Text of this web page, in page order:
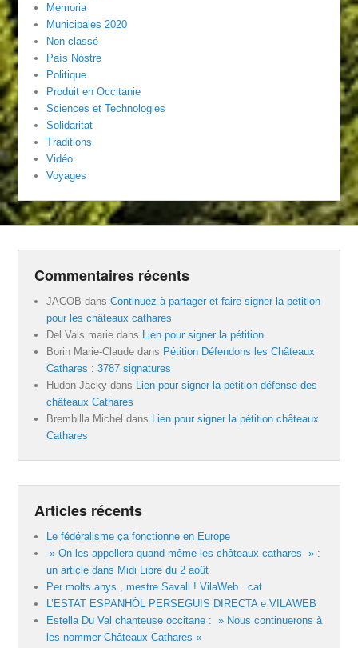
Memoria
Municipales 2020
Non classé
País Nòstre
Politique
Produit en Occitanie
Sciences et Technologies
Solidaritat
Traditions
Vidéo
Voyages
Commentaires récents
JACOB dansContinuez à partager et faire signer la pétition
pour les châteaux cathares
Del Vals marie dans
Lien pour signer la pétition
Borin Marie-Claude dans Pétition Défendons les Châteaux
Cathares : 3787 signatures
Hudon Jacky dans
Lien pour signer la pétition défense des
châteaux Cathares
Brembilla Michel dans
Lien pour signer la pétition châteaux
Cathares
Articles récents
Le fédéralisme ça fonctionne en Europe
» On les appellera quand même les châteaux cathares » :
un article dans Midi Libre du 2 août
Per molts anys , mestre Savall ! VilaWeb . cat
L’ESTAT ESPANHÒL PERSEGUIS DIRECTA e VILAWEB
Estella Du Val chanteuse occitane : » Nous continuerons à
les nommer Châteaux Cathares «